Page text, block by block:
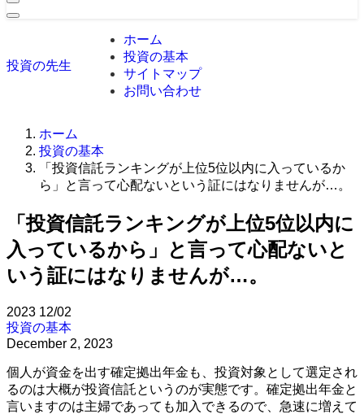
投資の先生
ホーム
投資の基本
サイトマップ
お問い合わせ
ホーム
投資の基本
「投資信託ランキングが上位5位以内に入っているか
ら」と言って心配ないという証にはなりませんが…。
「投資信託ランキングが上位5位以内に
入っているから」と言って心配ないと
いう証にはなりませんが…。
2023 12/02
投資の基本
December 2, 2023
個人が資金を出す確定拠出年金も、投資対象として選定され
るのは大概が投資信託というのが実態です。確定拠出年金と
言いますのは主婦であっても加入できるので、急速に増えて